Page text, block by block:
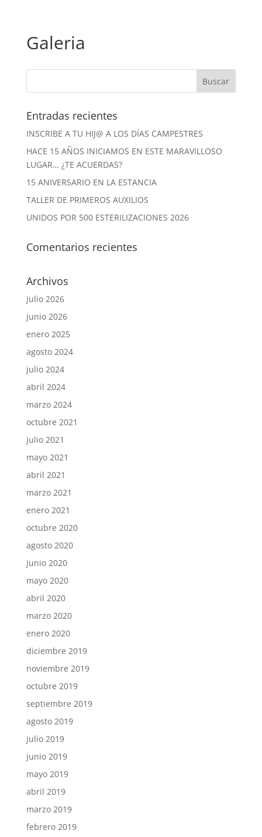
Galeria
Entradas recientes
INSCRIBE A TU HIJ@ A LOS DÍAS CAMPESTRES
HACE 15 AÑOS INICIAMOS EN ESTE MARAVILLOSO
LUGAR… ¿TE ACUERDAS?
15 ANIVERSARIO EN LA ESTANCIA
TALLER DE PRIMEROS AUXILIOS
UNIDOS POR 500 ESTERILIZACIONES 2026
Comentarios recientes
Archivos
julio 2026
junio 2026
enero 2025
agosto 2024
julio 2024
abril 2024
marzo 2024
octubre 2021
julio 2021
mayo 2021
abril 2021
marzo 2021
enero 2021
octubre 2020
agosto 2020
junio 2020
mayo 2020
abril 2020
marzo 2020
enero 2020
diciembre 2019
noviembre 2019
octubre 2019
septiembre 2019
agosto 2019
julio 2019
junio 2019
mayo 2019
abril 2019
marzo 2019
febrero 2019